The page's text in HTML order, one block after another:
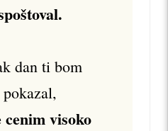
dan ti bom
pokazal,
cenim visoko